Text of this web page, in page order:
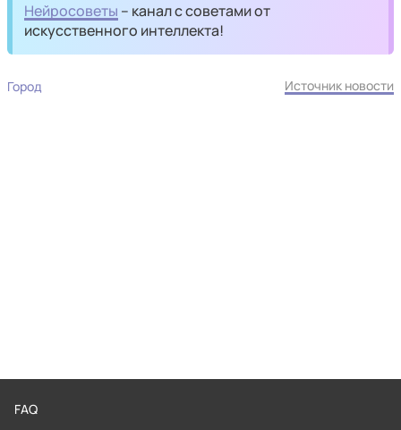
Нейросоветы – канал с советами от
искусственного интеллекта!
Город Источник новости
FAQ